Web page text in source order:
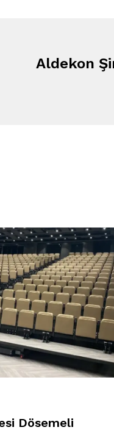
Aldekon
Dösemeli